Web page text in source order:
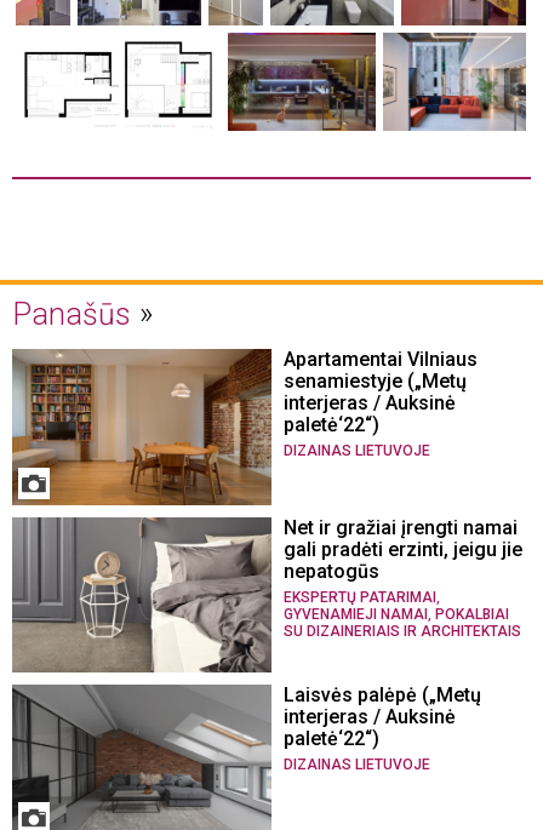
Panašūs
Apartamentai Vilniaus
senamiestyje („Metų
interjeras / Auksinė
paletė‘22“)
DIZAINAS LIETUVOJE
Net ir gražiai įrengti namai
gali pradėti erzinti, jeigu jie
nepatogūs
EKSPERTŲ PATARIMAI
GYVENAMIEJI NAMAI POKALBIAI
SU DIZAINERIAIS IR ARCHITEKTAIS
Laisvės palėpė („Metų
interjeras / Auksinė
paletė‘22“)
DIZAINAS LIETUVOJE